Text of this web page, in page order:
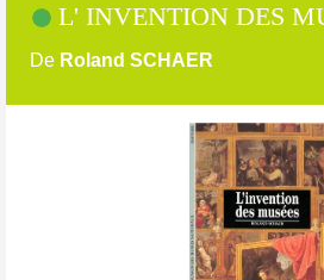
L' INVENTION DES
De Roland SCHAER